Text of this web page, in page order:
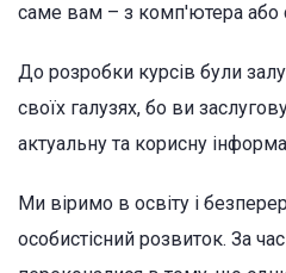
саме вам – з комп'ютера або
До розробки курсів були
своїх галузях, бо ви
актуальну та корисну
Ми віримо в освіту і
особистісний розвиток. За